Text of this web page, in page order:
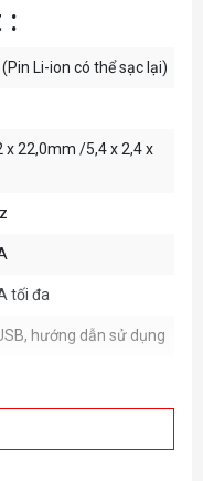
:
Li-ion có thể sạc lại)
x 22,0mm /5,4 x 2,4 x
tối đa
hướng dẫn sử dụng